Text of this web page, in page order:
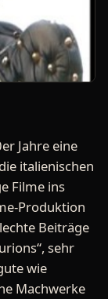
Jahre eine
italienischen
Filme ins
Produktion
Beiträge
sehr
wie
Machwerke